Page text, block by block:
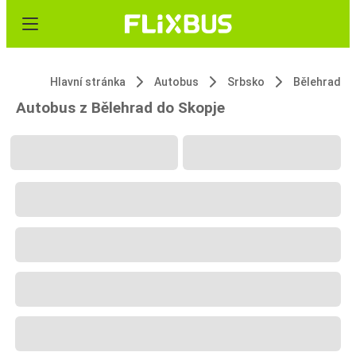
Hlavní stránka Autobus Srbsko Bělehrad
Autobus z Bělehrad do Skopje